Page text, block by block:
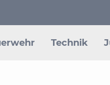
Technik